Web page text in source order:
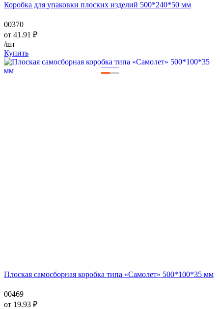
Коробка для упаковки плоских изделий 500*240*50 мм
00370
от 41.91 ₽
/шт
Купить
——
Плоская самосборная коробка типа «Самолет» 500*100*35 мм
00469
от 19.93 ₽